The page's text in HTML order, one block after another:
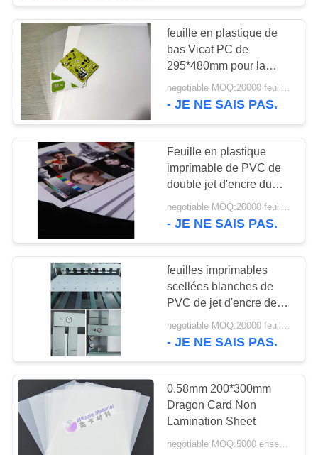
PRIVACY
POLICYFeuille de noyau de
PVC
37
Plaque d'acier
stratifiée
61
Protection stratifiée
46
feuille en plastique de
bas Vicat PC de
295*480mm pour la
production sans contact
de cartes d'IC
negotiable MOQ:20000 feuilles ou 2 tonnes
- JE NE SAIS PAS.
Feuille en plastique
imprimable de PVC de
double jet d'encre du
côté A4
- JE NE SAIS PAS.
feuilles imprimables
scellées blanches de
PVC de jet d'encre de
0.33mm
negotiable MOQ:20000 feuilles
- JE NE SAIS PAS.
0.58mm 200*300mm
Dragon Card Non
Lamination Sheet
negotiable MOQ:5000 ensembles (3 feuilles par ensemble)